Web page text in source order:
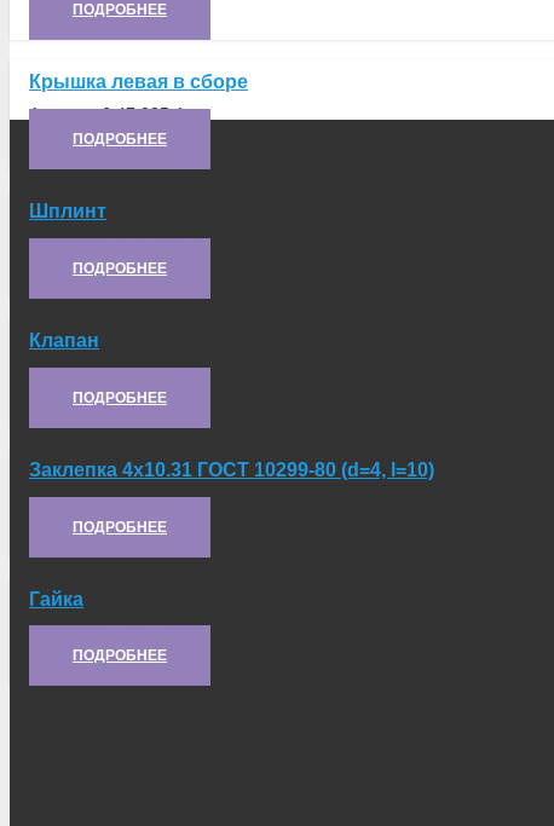
ПОДРОБНЕЕ
Крышка левая в сборе
Артикул:6.47.035-1
ПОДРОБНЕЕ
Шплинт
Артикул:Ш-ЗХ25-П15
ПОДРОБНЕЕ
Клапан
Артикул:2С1.80.019-1
ПОДРОБНЕЕ
Заклепка 4х10.31 ГОСТ 10299-80 (d=4, l=10)
Артикул:[Заклепка 4х10.31 ГОСТ 10299-80 (d=4, l=10)]
ПОДРОБНЕЕ
Гайка
Артикул:ГШО-М14-П8
ПОДРОБНЕЕ